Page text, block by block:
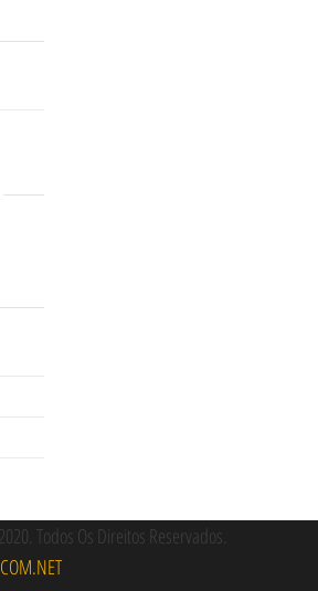
. Todos Os Direitos Reservados.